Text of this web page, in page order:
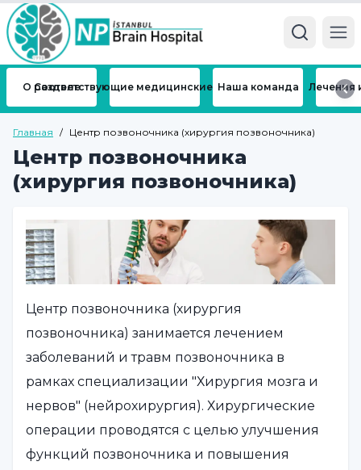
О разделе
Соответствующие медицинские отделения
Наша команда Лечения
Главная / Центр позвоночника (хирургия позвоночника)
Центр позвоночника
(хирургия позвоночника)
Центр позвоночника (хирургия
позвоночника) занимается лечением
заболеваний и травм позвоночника в
рамках специализации "Хирургия мозга и
нервов" (нейрохирургия). Хирургические
операции проводятся с целью улучшения
функций позвоночника и повышения